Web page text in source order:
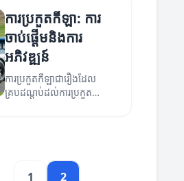
ការប្រកួតកីឡា: ការ
ចាប់ផ្តើមនិងការ
អភិវឌ្ឍន៍
ការប្រកួតកីឡាជារឿងដែល
គ្របដណ្តប់ដល់ការប្រកួត
1 2